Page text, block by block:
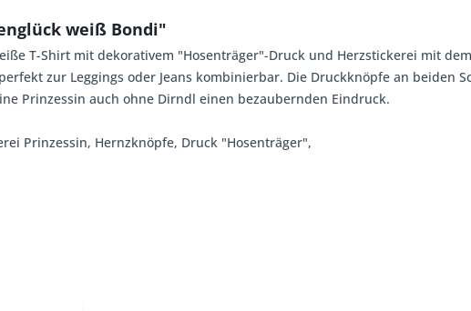
weiß Bondi"
T-Shirt mit dekorativem "Hosenträger"-Druck und Herzstickerei mit
zur Leggings oder Jeans kombinierbar. Die Druckknöpfe an beiden
Prinzessin auch ohne Dirndl einen bezaubernden Eindruck.
Prinzessin, Hernzknöpfe, Druck "Hosenträger",